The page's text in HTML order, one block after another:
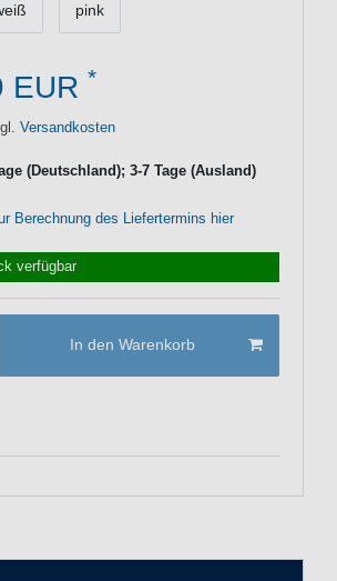
pink
EUR *
Versandkosten
(Deutschland); 3-7 Tage (Ausland)
Berechnung des Liefertermins hier
verfügbar
In den Warenkorb